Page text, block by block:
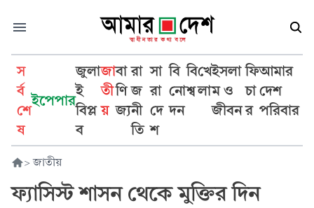
স
র্ব
শে
ষ
ইপেপার
জুলা
ই
বিপ্ল
ব
জা
তী
য়
বা
ণি
জ্য
রা
জ
নী
তি
সা
রা
দে
শ
বি
নো
দন
বি
শ্ব
খে
লা
ইসলা
ম ও
জীবন
ফি
চা
র
আমার
দেশ
পরিবার
> জাতীয়
ফ্যাসিস্ট শাসন থেকে মুক্তির দিন